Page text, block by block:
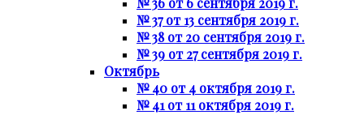
№ 37 от 13 сентября 2019 г.
№ 38 от 20 сентября 2019 г.
№ 39 от 27 сентября 2019 г.
Октябрь
№ 40 от 4 октября 2019 г.
№ 41 от 11 октября 2019 г.